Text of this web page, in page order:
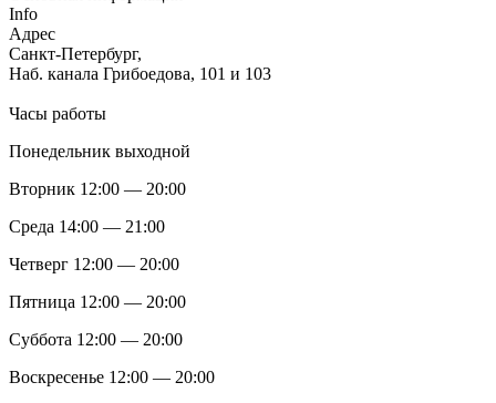
Info
Адрес
Санкт-Петербург,
Наб. канала Грибоедова, 101 и 103
Часы работы
Понедельник выходной
Вторник 12:00 — 20:00
Среда 14:00 — 21:00
Четверг 12:00 — 20:00
Пятница 12:00 — 20:00
Суббота 12:00 — 20:00
Воскресенье 12:00 — 20:00